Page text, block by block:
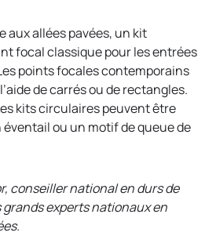
aux allées pavées, un kit
focal classique pour les entrées
points focales contemporains
de carrés ou de rectangles.
kits circulaires peuvent être
ou un motif de queue de
conseiller national en durs de
grands experts nationaux en